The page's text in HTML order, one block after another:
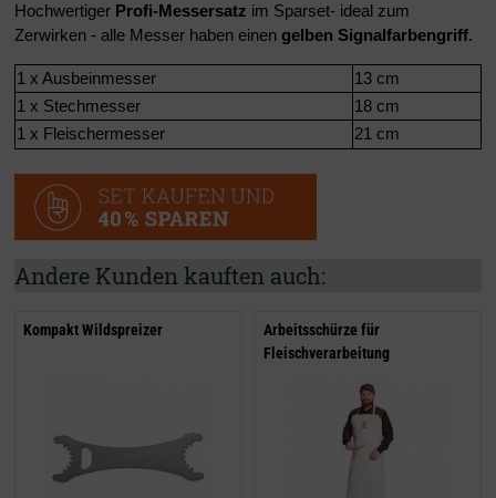
Hochwertiger Profi-Messersatz im Sparset- ideal zum
Zerwirken - alle Messer haben einen gelben Signalfarbengriff.
1 x Ausbeinmesser
13 cm
1 x Stechmesser
18 cm
1 x Fleischermesser
21 cm
Andere Kunden kauften auch:
Kompakt Wildspreizer
Arbeitsschürze für
Fleischverarbeitung